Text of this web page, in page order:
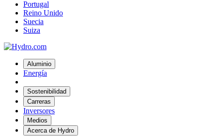
Portugal
Reino Unido
Suecia
Suiza
Aluminio
Energía
Sostenibilidad
Carreras
Inversores
Medios
Acerca de Hydro